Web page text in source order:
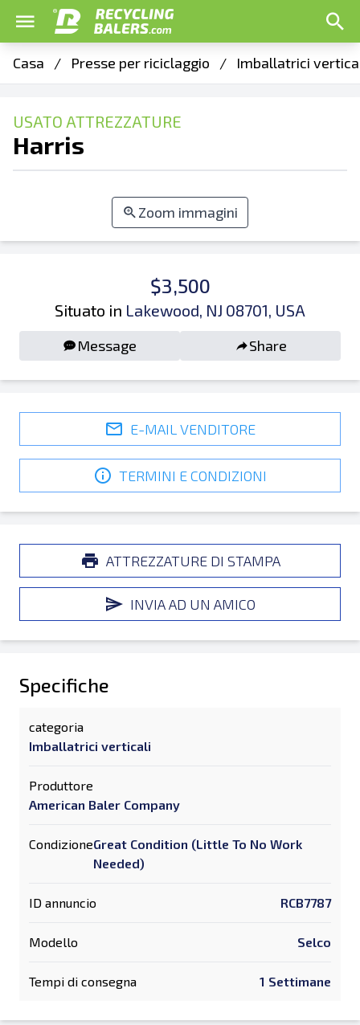
Casa / Presse per riciclaggio / Imballatrici
USATO ATTREZZATURE
Harris
Zoom immagini
$3,500
Situato in Lakewood, NJ 08701, USA
Message Share
E-MAIL VENDITORE
TERMINI E CONDIZIONI
ATTREZZATURE DI STAMPA
INVIA AD UN AMICO
Specifiche
categoria
Imballatrici verticali
Produttore
American Baler Company
CondizioneGreat Condition (Little To No Work
Needed)
ID annuncio RCB7787
Modello Selco
Tempi di consegna 1 Settimane